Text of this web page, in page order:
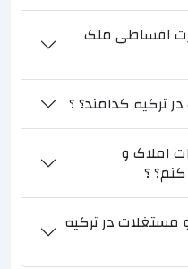
اقساطی ملک
ترکیه کدامند؟ ؟
املاک و
؟
مستغلات در ترکیه